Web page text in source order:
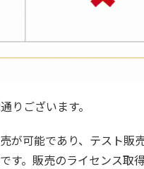
りございます。
が可能であり、テスト販
す。販売のライセンス取